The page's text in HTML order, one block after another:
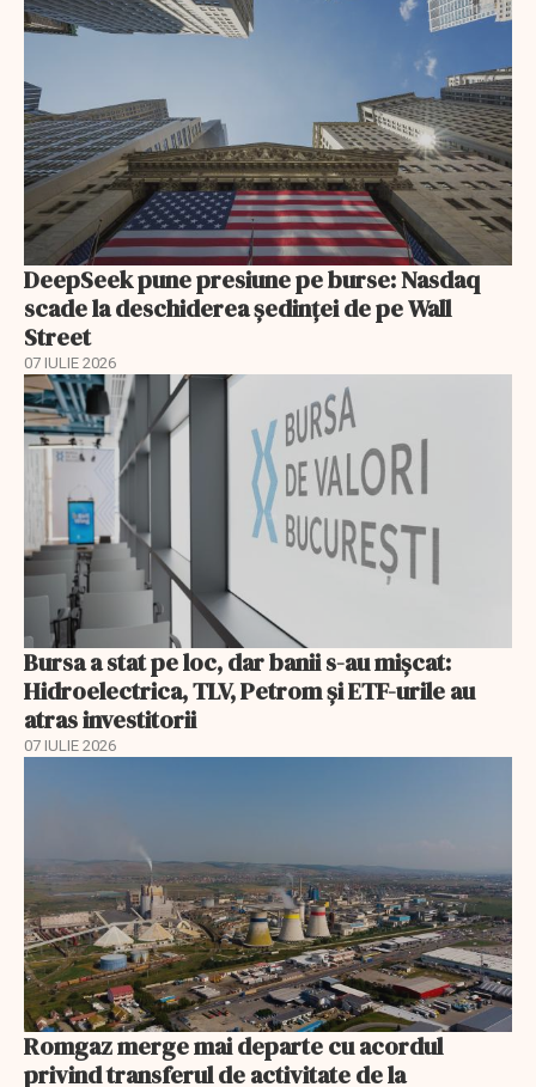
DeepSeek pune presiune pe burse: Nasdaq
scade la deschiderea ședinței de pe Wall
Street
07 IULIE 2026
Bursa a stat pe loc, dar banii s-au mișcat:
Hidroelectrica, TLV, Petrom și ETF-urile au
atras investitorii
07 IULIE 2026
Romgaz merge mai departe cu acordul
privind transferul de activitate de la